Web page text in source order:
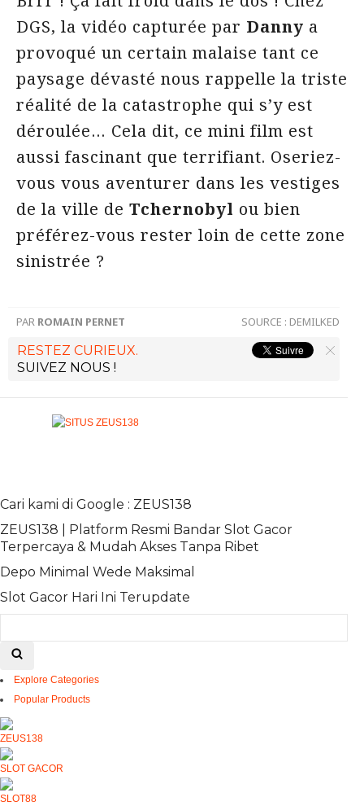
DGS, la vidéo capturée par Danny a
provoqué un certain malaise tant ce
paysage dévasté nous rappelle la triste
réalité de la catastrophe qui s’y est
déroulée… Cela dit, ce mini film est
aussi fascinant que terrifiant. Oseriez-
vous vous aventurer dans les vestiges
de la ville de Tchernobyl ou bien
préférez-vous rester loin de cette zone
sinistrée ?
SOURCE : DEMILKED
PAR ROMAIN PERNET
RESTEZ CURIEUX.
SUIVEZ NOUS !
Cari kami di Google : ZEUS138
ZEUS138 | Platform Resmi Bandar Slot Gacor
Terpercaya & Mudah Akses Tanpa Ribet
Depo Minimal Wede Maksimal
Slot Gacor Hari Ini Terupdate
Explore Categories
Popular Products
ZEUS138
SLOT GACOR
SLOT88